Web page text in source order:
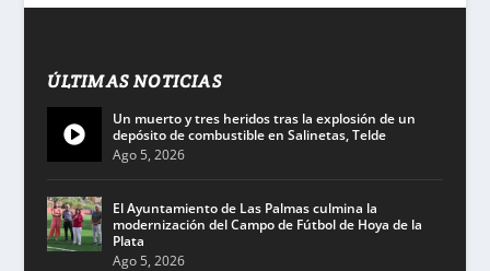
ÚLTIMAS NOTICIAS
Un muerto y tres heridos tras la explosión de un
depósito de combustible en Salinetas, Telde
Ago 5, 2026
El Ayuntamiento de Las Palmas culmina la
modernización del Campo de Fútbol de Hoya de la
Plata
Ago 5, 2026